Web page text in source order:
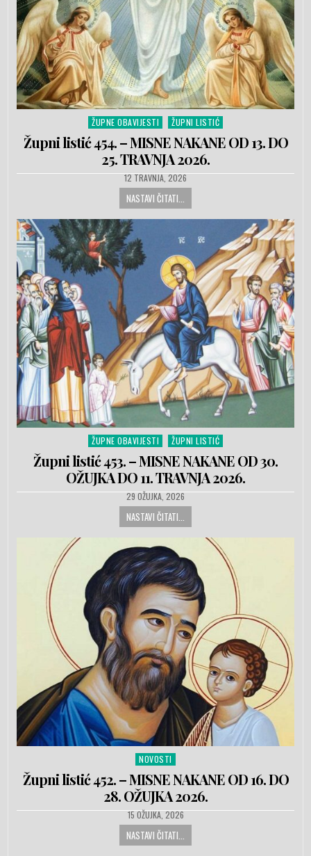
Posted in
ŽUPNE OBAVIJESTI ŽUPNI LISTIĆ
Župni listić 454. – MISNE NAKANE OD 13. DO
25. TRAVNJA 2026.
PUBLISHED DATE:
12 TRAVNJA, 2026
NASTAVI ČITATI...
Posted in
ŽUPNE OBAVIJESTI ŽUPNI LISTIĆ
Župni listić 453. – MISNE NAKANE OD 30.
OŽUJKA DO 11. TRAVNJA 2026.
PUBLISHED DATE:
29 OŽUJKA, 2026
NASTAVI ČITATI...
Posted in
NOVOSTI
Župni listić 452. – MISNE NAKANE OD 16. DO
28. OŽUJKA 2026.
PUBLISHED DATE:
15 OŽUJKA, 2026
NASTAVI ČITATI...